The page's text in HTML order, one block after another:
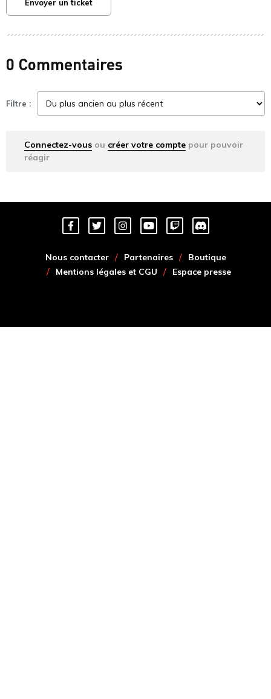
Envoyer un ticket
0 Commentaires
Filtre :
Connectez-vous ou créer votre compte pour pouvoir
réagir
Nous contacter Partenaires
Boutique
Mentions légales et CGU
Espace presse